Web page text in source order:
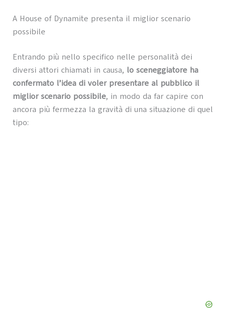
A House of Dynamite presenta il miglior scenario
possibile
Entrando più nello specifico nelle personalità dei
diversi attori chiamati in causa, lo sceneggiatore ha
confermato l’idea di voler presentare al pubblico il
miglior scenario possibile, in modo da far capire con
ancora più fermezza la gravità di una situazione di quel
tipo: